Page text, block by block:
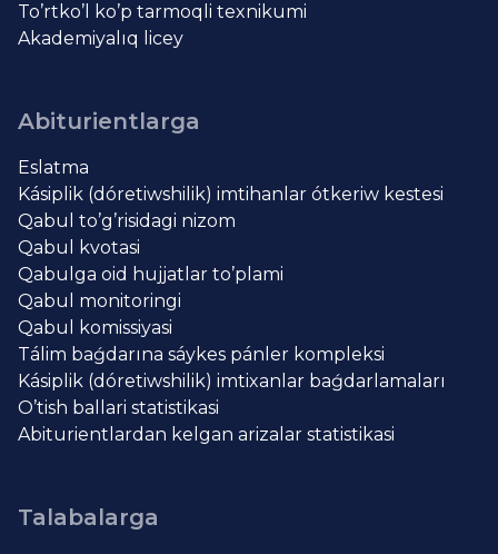
To’rtko’l ko’p tarmoqli texnikumi
Akademiyalıq licey
Abiturientlarga
Eslatma
Kásiplik (dóretiwshilik) imtihanlar ótkeriw kestesi
Qabul to’g’risidagi nizom
Qabul kvotasi
Qabulga oid hujjatlar to’plami
Qabul monitoringi
Qabul komissiyasi
Tálim baǵdarına sáykes pánler kompleksi
Kásiplik (dóretiwshilik) imtixanlar baǵdarlamaları
O’tish ballari statistikasi
Abiturientlardan kelgan arizalar statistikasi
Talabalarga